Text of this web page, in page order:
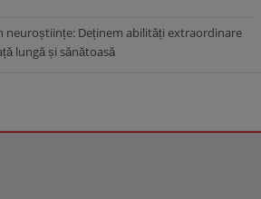
neuroștiințe: Deținem abilități extraordinare
lungă și sănătoasă